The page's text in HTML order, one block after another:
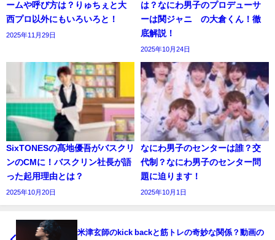
ームや呼び方は？りゅちぇと大
西プロ以外にもいろいろと！
2025年11月29日
は？なにわ男子のプロデューサ
ーは関ジャニ∞の大倉くん！徹
底解説！
2025年10月24日
SixTONESの髙地優吾がバスクリ
ンのCMに！バスクリン社長が語
った起用理由とは？
2025年10月20日
なにわ男子のセンターは誰？交
代制？なにわ男子のセンター問
題に迫ります！
2025年10月1日
米津玄師のkick backと筋トレの奇妙な関係？動画の